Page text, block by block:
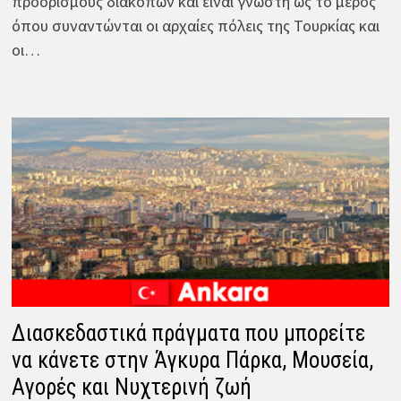
όπου συναντώνται οι αρχαίες πόλεις της Τουρκίας και
οι…
Διασκεδαστικά πράγματα που μπορείτε
να κάνετε στην Άγκυρα Πάρκα, Μουσεία,
Αγορές και Νυχτερινή ζωή